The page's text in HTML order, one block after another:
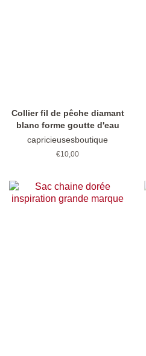
Collier fil de pêche diamant
blanc forme goutte d'eau
capricieusesboutique
Prix
€10,00